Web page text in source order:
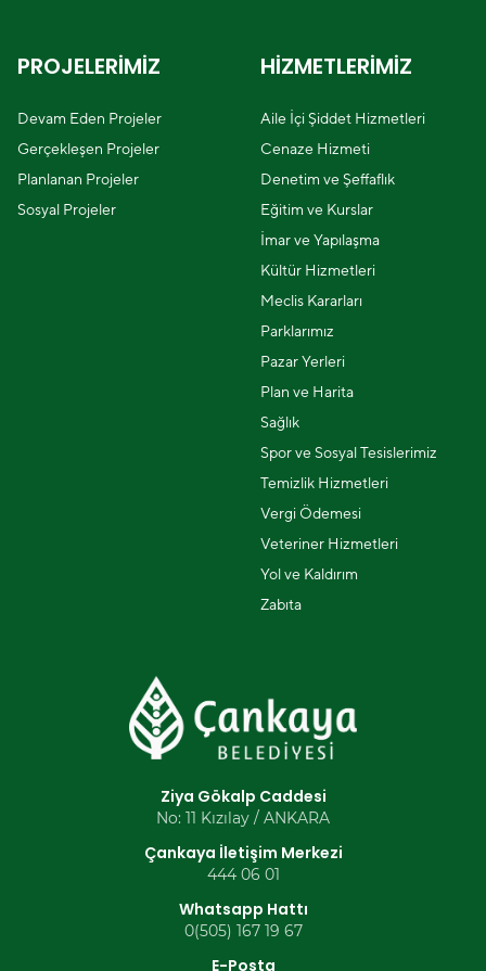
PROJELERİMİZ
Devam Eden Projeler
Gerçekleşen Projeler
Planlanan Projeler
Sosyal Projeler
HİZMETLERİMİZ
Aile İçi Şiddet Hizmetleri
Cenaze Hizmeti
Denetim ve Şeffaflık
Eğitim ve Kurslar
İmar ve Yapılaşma
Kültür Hizmetleri
Meclis Kararları
Parklarımız
Pazar Yerleri
Plan ve Harita
Sağlık
Spor ve Sosyal Tesislerimiz
Temizlik Hizmetleri
Vergi Ödemesi
Veteriner Hizmetleri
Yol ve Kaldırım
Zabıta
Ziya Gökalp Caddesi
No: 11 Kızılay / ANKARA
Çankaya İletişim Merkezi
444 06 01
Whatsapp Hattı
0(505) 167 19 67
E-Posta